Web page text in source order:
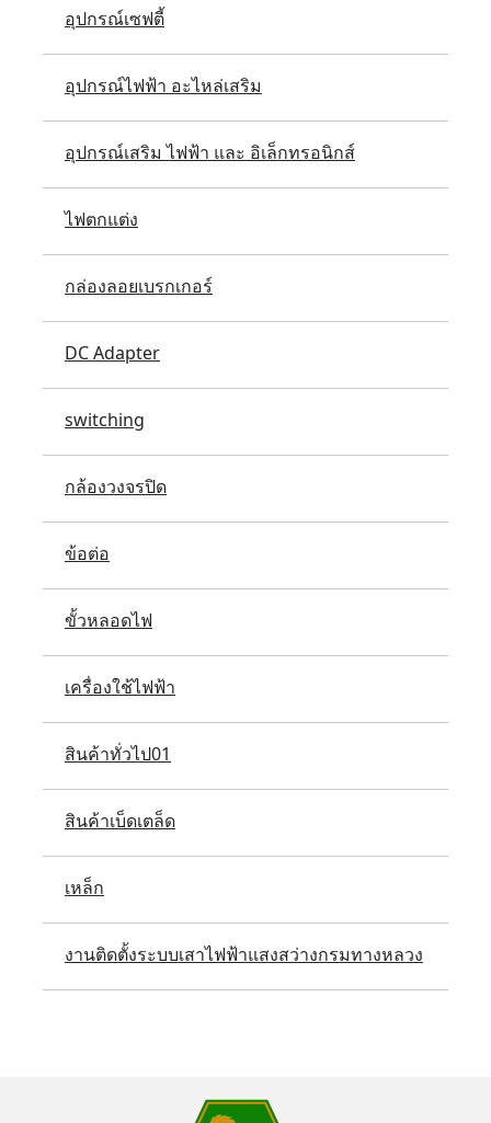
อุปกรณ์เซฟตี้
อุปกรณ์ไฟฟ้า อะไหล่เสริม
อุปกรณ์เสริม ไฟฟ้า และ อิเล็กทรอนิกส์
ไฟตกแต่ง
กล่องลอยเบรกเกอร์
DC Adapter
switching
กล้องวงจรปิด
ข้อต่อ
ขั้วหลอดไฟ
เครื่องใช้ไฟฟ้า
สินค้าทั่วไป01
สินค้าเบ็ดเตล็ด
เหล็ก
งานติดตั้งระบบเสาไฟฟ้าแสงสว่างกรมทางหลวง